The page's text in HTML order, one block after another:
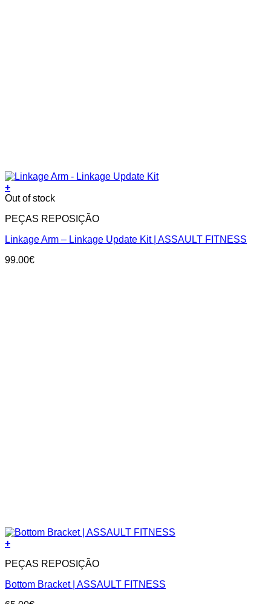
+
Out of stock
PEÇAS REPOSIÇÃO
Linkage Arm – Linkage Update Kit | ASSAULT FITNESS
99.00€
+
PEÇAS REPOSIÇÃO
Bottom Bracket | ASSAULT FITNESS